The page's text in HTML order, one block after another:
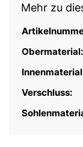
Mehr zu
Obermaterial:
Verschluss: